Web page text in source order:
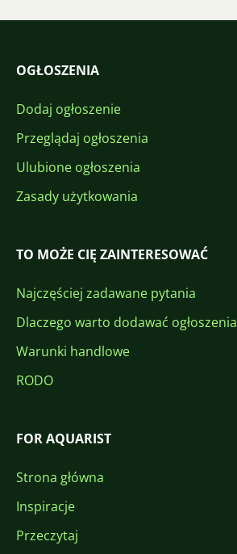
OGŁOSZENIA
Dodaj ogłoszenie
Przeglądaj ogłoszenia
Ulubione ogłoszenia
Zasady użytkowania
TO MOŻE CIĘ ZAINTERESOWAĆ
Najczęściej zadawane pytania
Dlaczego warto dodawać ogłoszenia
Warunki handlowe
RODO
FOR AQUARIST
Strona główna
Inspiracje
Przeczytaj